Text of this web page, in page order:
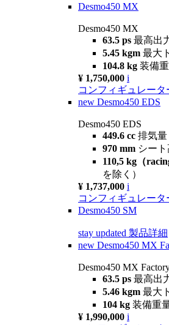
Desmo450 MX
Desmo450 MX
63.5 ps 最高出
5.45 kgm 最大
104.8 kg 装備
¥ 1,750,000 i
コンフィギュレータ
new Desmo450 EDS
Desmo450 EDS
449.6 cc 排気量
970 mm シート
110,5 kg（
を除く）
¥ 1,737,000 i
コンフィギュレータ
Desmo450 SM
stay updated 製品詳細
new Desmo450 MX
Desmo450 MX
63.5 ps 最高出
5.46 kgm 最大
104 kg 装備重
¥ 1,990,000 i